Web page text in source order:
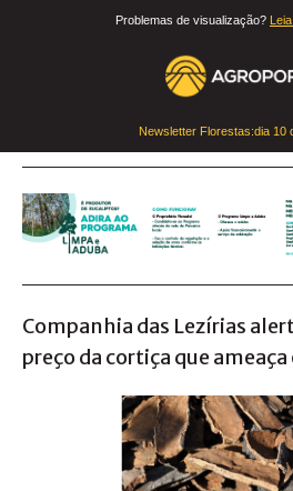
Problemas de visualização?
Newsletter Florestas:dia 10
Companhia das Lezírias
preço da cortiça que